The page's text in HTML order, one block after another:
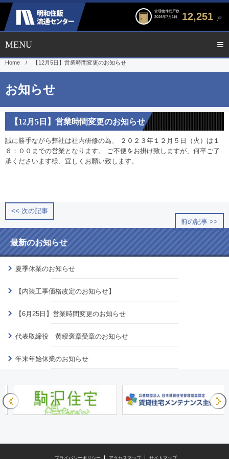
管理物件総戸数
2026年7月1日
12,251 戸
Home / 【12月5日】営業時間変更のお知らせ
【12月5日】営業時間変更のお知らせ
誠に勝手ながら弊社は社内研修の為、 ２０２３年１２月５日（火）は１
６：００までの営業となります。 ご不便をお掛け致しますが、何卒ご了
承くださいます様、宜しくお願い致します。
<< 次の記事
前の記事 >>
最新のお知らせ
夏季休業のお知らせ
【内装工事価格改定のお知らせ】
【6月25日】営業時間変更のお知らせ
代表取締役 黄綬褒章受章のお知らせ
年末年始休業のお知らせ
プライバシーポリシー アクセスマップ サイトマップ